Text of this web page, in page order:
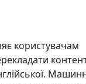
нашої
змінюються.
та
ці
користувачам